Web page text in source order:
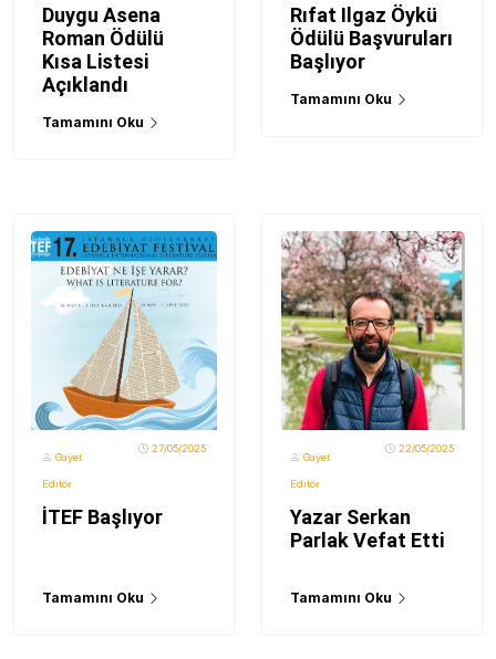
Duygu Asena
Roman Ödülü
Kısa Listesi
Açıklandı
Tamamını Oku
Rıfat Ilgaz Öykü
Ödülü Başvuruları
Başlıyor
Tamamını Oku
Gayet
Editör
27/05/2025
İTEF Başlıyor
Tamamını Oku
Gayet
Editör
22/05/2025
Yazar Serkan
Parlak Vefat Etti
Tamamını Oku